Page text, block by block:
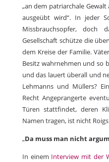
„an dem patriarchale
ausgeübt wird“. In jeder
Missbrauchsopfer, doch
Gesellschaft schütze die
dem Kreise der Familie.
Besitz wahrnehmen und so
und das lauert überall und
Lehmanns und Müllers?
Recht Angeprangerte
Türen stattfindet, deren
Namen tragen, ist nicht
„Da muss man nicht
In einem Interview mit der